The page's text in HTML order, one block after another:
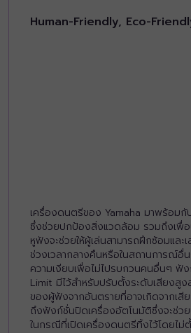
Human-Friendly, Eco-
เครื่องดนตรีของ Yamaha มาพร้อม
ซึ่งช่วยปกป้องสิ่งแวดล้อม รวมถึงเพื่
หูฟังจะช่วยให้ผู้เล่นสามารถฝึกซ้อมและ
ช่วงเวลากลางคืนหรือในสถานการณ์อื่
ความเงียบเพื่อไม่ไปรบกวนคนอื่นๆ ฟั
Limit มีไว้สำหรับปรับตั้งระดับเสียงสู
ของผู้ฟังจากอันตรายที่อาจเกิดจากเสี
ถึงฟังก์ชั่นปิดเครื่องอัตโนมัติซึ่งจะช่ว
ในกรณีที่เปิดเครื่องดนตรีทิ้งไว้โดยไม่